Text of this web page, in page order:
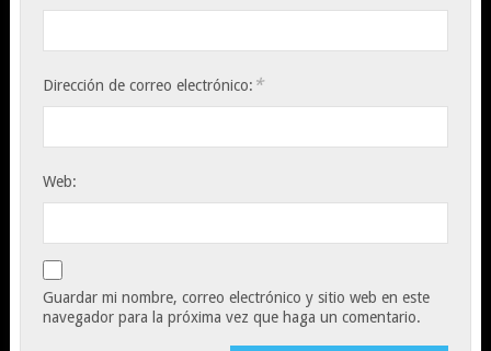
Dirección de correo electrónico: *
Web:
Guardar mi nombre, correo electrónico y sitio web en este
navegador para la próxima vez que haga un comentario.